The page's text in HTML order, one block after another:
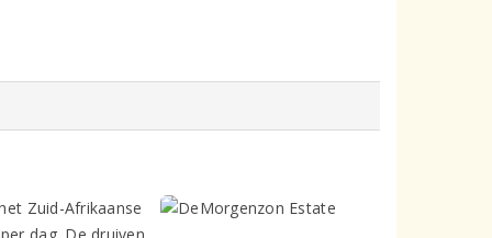
Zuid-Afrikaanse